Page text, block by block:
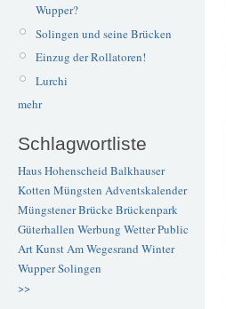
Wupper?
Solingen und seine Brücken
Einzug der Rollatoren!
Lurchi
mehr
Schlagwortliste
Haus Hohenscheid Balkhauser
Kotten Müngsten Adventskalender
Müngstener BrückeBrückenpark
Güterhallen Werbung WetterPublic
ArtKunstAm Wegesrand Winter
WupperSolingen
>>